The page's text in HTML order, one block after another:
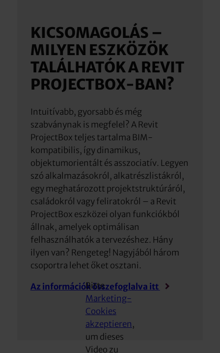
KICSOMAGOLÁS –
MILYEN ESZKÖZÖK
TALÁLHATÓK A REVIT
PROJECTBOX-BAN?
Intuitívabb, gyorsabb és még
szabványnak is megfelel? A Revit
ProjectBox teljes tartalma BIM-
kompatibilis, így dinamikus,
objektumorientált és asszociatív. Legyen
szó alkalmazásokról, alkatrészlistákról,
egy meghatározott projektstruktúráról,
családokról vagy feliratokról – a Revit
ProjectBox eszközei olyan funkciókból
állnak, amelyek optimálisan
felhasználhatók a tervezéshez. Hány
ilyen van? Rengeteg! Nagyjából három
csoportra lehet őket osztani.
Az információk összefoglalva itt
Bitte
Marketing-
Cookies
akzeptieren,
um dieses
Video zu